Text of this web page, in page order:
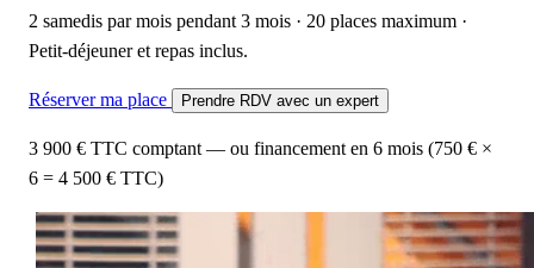
2 samedis par mois pendant 3 mois · 20 places maximum ·
Petit-déjeuner et repas inclus.
Réserver ma place Prendre RDV avec un expert
3 900 € TTC comptant — ou financement en 6 mois (750 € ×
6 = 4 500 € TTC)